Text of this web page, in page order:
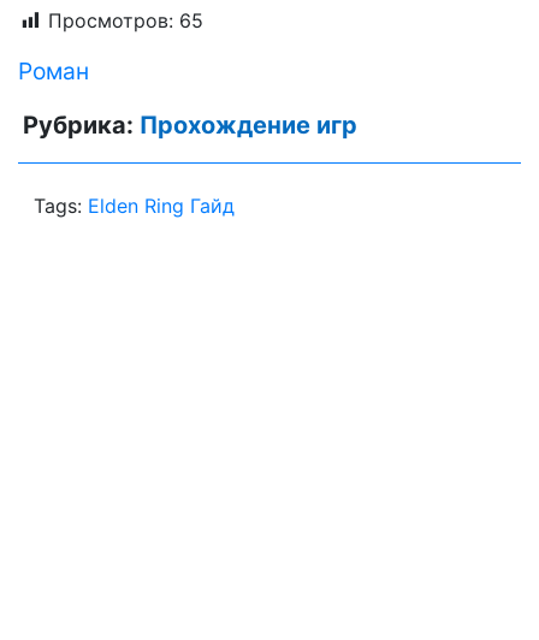
Просмотров: 65
Роман
Рубрика: Прохождение игр
Tags: Elden Ring Гайд